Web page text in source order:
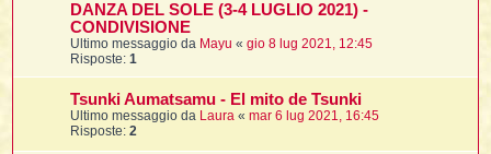
DANZA DEL SOLE (3-4 LUGLIO 2021) -
CONDIVISIONE
Ultimo messaggio da Mayu «gio 8 lug 2021, 12:45
Risposte:1
Tsunki Aumatsamu - El mito de Tsunki
Ultimo messaggio da Laura «mar 6 lug 2021, 16:45
Risposte:2